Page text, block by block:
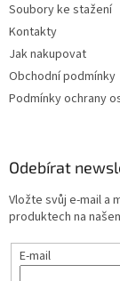
Soubory ke stažení
Kontakty
Jak nakupovat
Obchodní podmínky
Podmínky ochrany
Odebírat
Vložte svůj e-mail a
produktech na
E-mail